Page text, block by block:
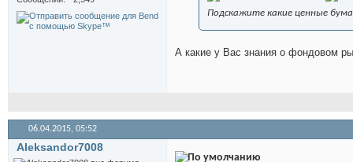
Подскажите какие ценные
А какие у Вас знания о фондовом
06.04.2015, 05:52
Aleksandor7008